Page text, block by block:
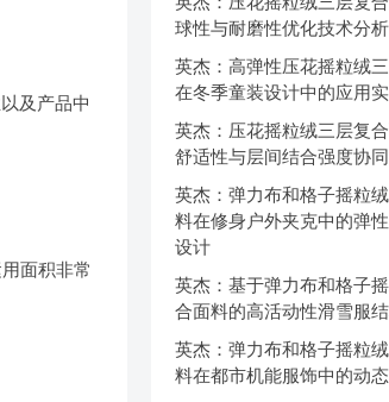
及产品中
面积非常
球性与耐磨性优化技术分析
英杰：高弹性压花摇粒绒
在冬季童装设计中的应用
英杰：压花摇粒绒三层复
舒适性与层间结合强度协
英杰：弹力布和格子摇粒
料在修身户外夹克中的弹
设计
英杰：基于弹力布和格子
合面料的高活动性滑雪服
英杰：弹力布和格子摇粒
料在都市机能服饰中的动